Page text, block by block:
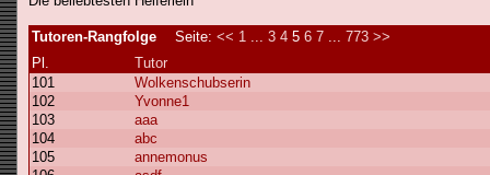
Tutoren-Rangfolge Seite:<< 1 ...3 4 56 7 ...773 >>
Pl.
Tutor
101
Wolkenschubserin
102
Yvonne1
103
aaa
104
abc
105
annemonus